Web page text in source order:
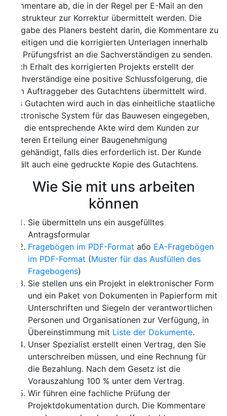
ab, die in der Regel per E-Mail an den
zur Korrektur übermittelt werden. Die
des Planers besteht darin, die Kommentare zu
und die korrigierten Unterlagen innerhalb
an die Sachverständigen zu senden.
Erhalt des korrigierten Projekts erstellt der
eine positive Schlussfolgerung, die
Auftraggeber des Gutachtens übermittelt wird.
Gutachten wird auch in das einheitliche staatliche
System für das Bauwesen eingegeben,
die entsprechende Akte wird dem Kunden zur
Erteilung einer Baugenehmigung
falls dies erforderlich ist. Der Kunde
auch eine gedruckte Kopie des Gutachtens.
Wie Sie mit uns arbeiten
können
Sie übermitteln uns ein ausgefülltes
Antragsformular
Fragebögen im PDF-FormatабоEA-Fragebögen
im PDF-Format (Muster für das Ausfüllen des
Fragebogens)
Sie stellen uns ein Projekt in elektronischer Form
und ein Paket von Dokumenten in Papierform mit
Unterschriften und Siegeln der verantwortlichen
Personen und Organisationen zur Verfügung, in
Übereinstimmung mitListe der Dokumente.
Unser Spezialist erstellt einen Vertrag, den Sie
unterschreiben müssen, und eine Rechnung für
die Bezahlung. Nach dem Gesetz ist die
Vorauszahlung 100 % unter dem Vertrag.
Wir führen eine fachliche Prüfung der
Projektdokumentation durch. Die Kommentare